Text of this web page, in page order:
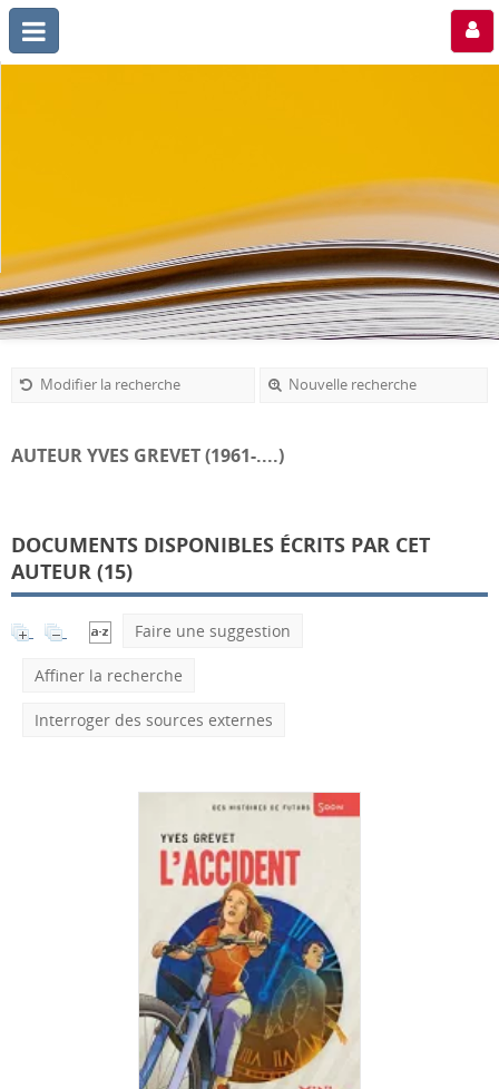
Modifier la recherche Nouvelle recherche
AUTEUR YVES GREVET (1961-....)
DOCUMENTS DISPONIBLES ÉCRITS PAR CET
AUTEUR (15)
Faire une suggestion
Affiner la recherche
Interroger des sources externes